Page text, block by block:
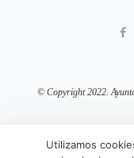
© Copyright 2022.
Utilizamos